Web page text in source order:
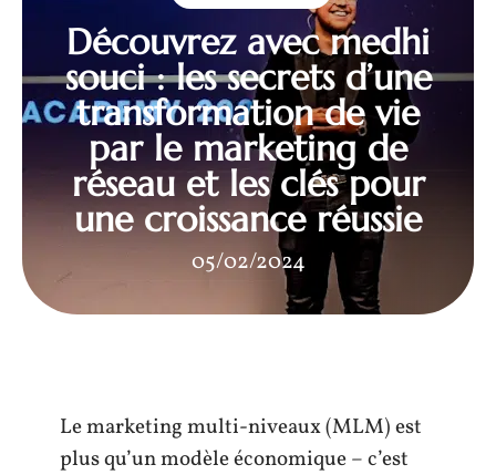
Découvrez avec medhi
souci : les secrets d’une
transformation de vie
par le marketing de
réseau et les clés pour
une croissance réussie
05/02/2024
Le marketing multi-niveaux (MLM) est
plus qu’un modèle économique – c’est